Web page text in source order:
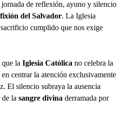
de reflexión, ayuno y silencio
del Salvador. La Iglesia
cumplido que nos exige
la Iglesia Católica no celebra la
centrar la atención exclusivamente
El silencio subraya la ausencia
de la sangre divina derramada por